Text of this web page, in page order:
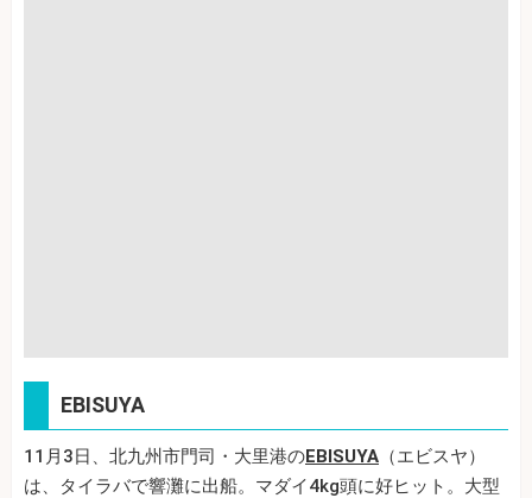
EBISUYA
11月3日、北九州市門司・大里港のEBISUYA （エビスヤ）
は、タイラバで響灘に出船。マダイ4kg頭に好ヒット。大型